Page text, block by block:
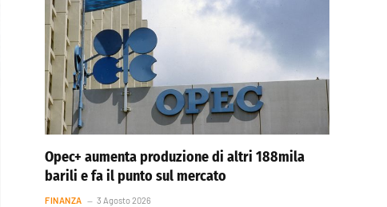
Opec+ aumenta produzione di altri 188mila
barili e fa il punto sul mercato
FINANZA 3 Agosto 2026